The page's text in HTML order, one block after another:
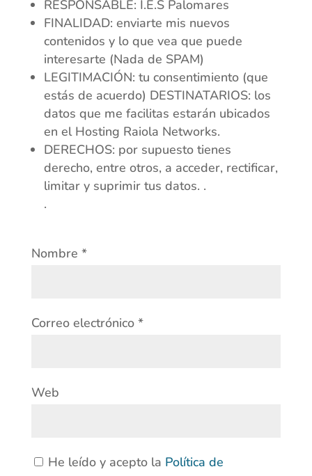
RESPONSABLE: I.E.S Palomares
FINALIDAD: enviarte mis nuevos
contenidos y lo que vea que puede
interesarte (Nada de SPAM)
LEGITIMACIÓN: tu consentimiento (que
estás de acuerdo) DESTINATARIOS: los
datos que me facilitas estarán ubicados
en el Hosting Raiola Networks.
DERECHOS: por supuesto tienes
derecho, entre otros, a acceder, rectificar,
limitar y suprimir tus datos. .
.
Nombre *
Correo electrónico *
Web
He leído y acepto la Política de